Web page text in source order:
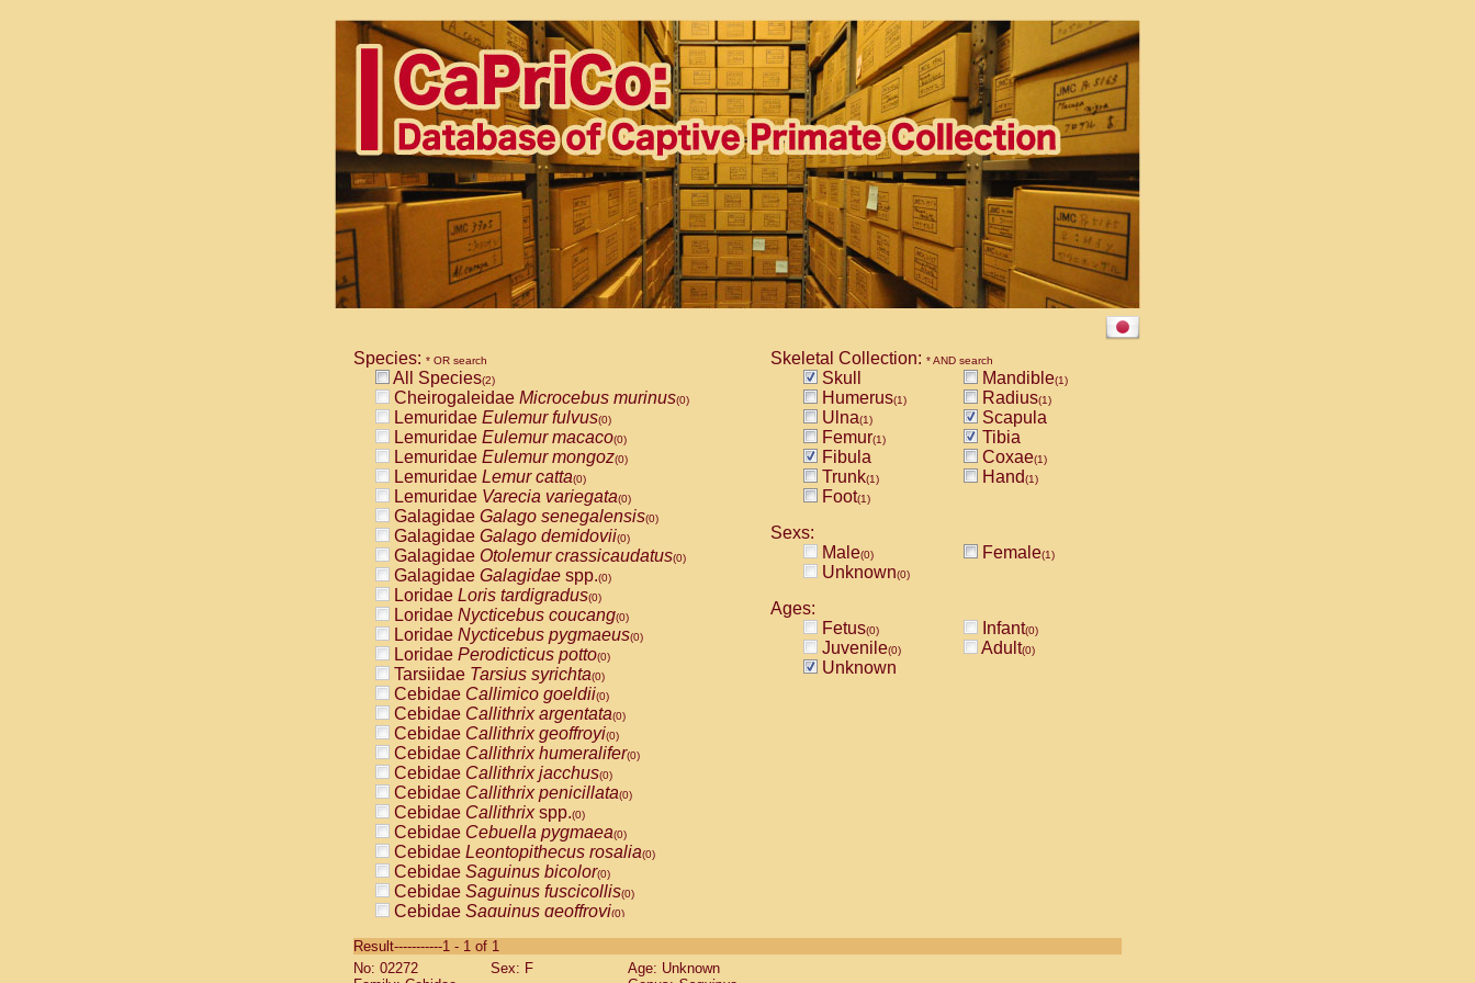
Species: * OR search
All Species(2)
Cheirogaleidae Microcebus murinus(0)
Lemuridae Eulemur fulvus(0)
Lemuridae Eulemur macaco(0)
Lemuridae Eulemur mongoz(0)
Lemuridae Lemur catta(0)
Lemuridae Varecia variegata(0)
Galagidae Galago senegalensis(0)
Galagidae Galago demidovii(0)
Galagidae Otolemur crassicaudatus(0)
Galagidae Galagidae spp.(0)
Loridae Loris tardigradus(0)
Loridae Nycticebus coucang(0)
Loridae Nycticebus pygmaeus(0)
Loridae Perodicticus potto(0)
Tarsiidae Tarsius syrichta(0)
Cebidae Callimico goeldii(0)
Cebidae Callithrix argentata(0)
Cebidae Callithrix geoffroyi(0)
Cebidae Callithrix humeralifer(0)
Cebidae Callithrix jacchus(0)
Cebidae Callithrix penicillata(0)
Cebidae Callithrixspp.(0)
Cebidae Cebuella pygmaea(0)
Cebidae Leontopithecus rosalia(0)
Cebidae Saguinus bicolor(0)
Cebidae Saguinus fuscicollis(0)
Cebidae Saguinus geoffroyi(0)
CebidaeSaguinus labiatus(0)
Cebidae Saguinus leucopus (0)
Skeletal Collection: * AND search
Skull Mandible(1)
Humerus(1) Radius(1)
Ulna(1)
Scapula
Femur(1)
Tibia
Fibula
Coxae(1)
Trunk(1) Hand(1)
Foot(1)
Sexs:
Male(0) Female(1)
Unknown(0)
Ages:
Fetus(0) Infant(0)
Juvenile(0) Adult(0)
Unknown
Result-----------1 - 1 of 1
No: 02272
Sex: F
Age: Unknown